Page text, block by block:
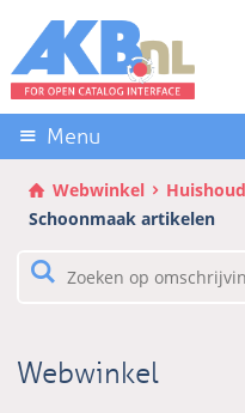
links
over
Direct
naar
de
inhoud
Direct
het
Menu
Webwinkel
Schoonmaak artikelen
Webwinkel